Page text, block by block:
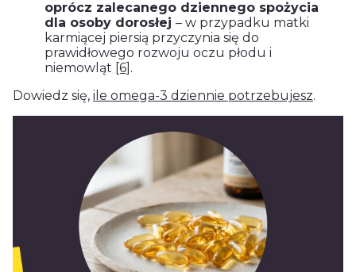
oprócz zalecanego dziennego spożycia
dla osoby dorosłej – w przypadku matki
karmiącej piersią przyczynia się do
prawidłowego rozwoju oczu płodu i
niemowląt [6] .
Dowiedz się, ile omega-3 dziennie potrzebujesz.